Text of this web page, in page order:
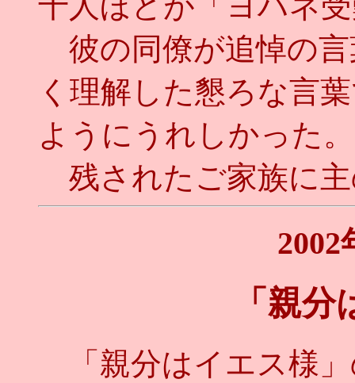
彼の同僚が追悼の
く理解した懇ろな言
ようにうれしかった。
残されたご家族に
2002
「親
「親分はイエス様